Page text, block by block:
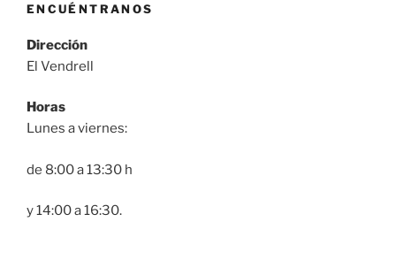
ENCUÉNTRANOS
Dirección
El Vendrell
Horas
Lunes a viernes:
de 8:00 a 13:30 h
y 14:00 a 16:30.